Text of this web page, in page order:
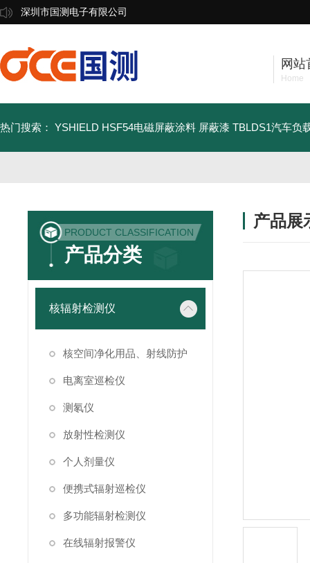
深圳市国测电子有限公司
网站
Home
热门搜索： YSHIELD HSF54电磁屏蔽涂料 屏蔽漆 TBLDS1汽车负
PRODUCT CLASSIFICATION
产品分类
核辐射检测仪
核空间净化用品、射线防护
电离室巡检仪
测氡仪
放射性检测仪
个人剂量仪
便携式辐射巡检仪
多功能辐射检测仪
在线辐射报警仪
产品展